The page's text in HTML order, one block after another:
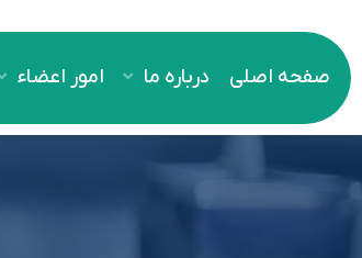
صفحه اصلی درباره ما امور اعضاء